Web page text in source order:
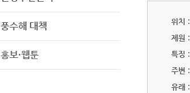
풍수해 대책
홍보·웹툰
위치 :
제원 :
특징 :
주변 :
유래 :